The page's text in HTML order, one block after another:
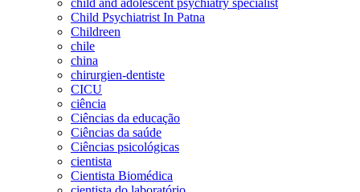
Child Psychiatrist In Patna
Childreen
chile
china
chirurgien-dentiste
CICU
ciência
Ciências da educação
Ciências da saúde
Ciências psicológicas
cientista
Cientista Biomédica